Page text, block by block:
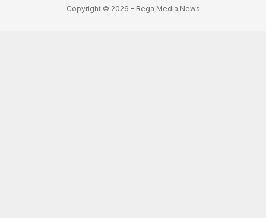
Copyright © 2026 – Rega Media News